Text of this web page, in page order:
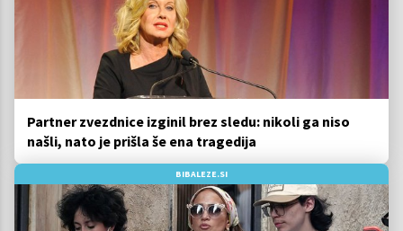
Partner zvezdnice izginil brez sledu: nikoli ga niso
našli, nato je prišla še ena tragedija
BIBALEZE.SI